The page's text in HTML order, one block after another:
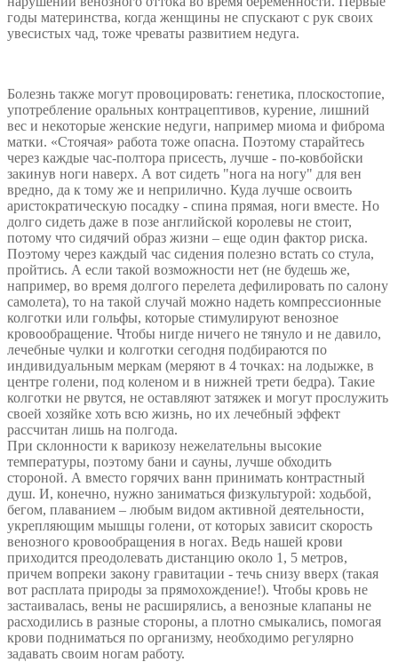
годы материнства, когда женщины не спускают с рук своих
увесистых чад, тоже чреваты развитием недуга.
Болезнь также могут провоцировать: генетика, плоскостопие,
употребление оральных контрацептивов, курение, лишний
вес и некоторые женские недуги, например миома и фиброма
матки. «Стоячая» работа тоже опасна. Поэтому старайтесь
через каждые час-полтора присесть, лучше - по-ковбойски
закинув ноги наверх. А вот сидеть "нога на ногу" для вен
вредно, да к тому же и неприлично. Куда лучше освоить
аристократическую посадку - спина прямая, ноги вместе. Но
долго сидеть даже в позе английской королевы не стоит,
потому что сидячий образ жизни – еще один фактор риска.
Поэтому через каждый час сидения полезно встать со стула,
пройтись. А если такой возможности нет (не будешь же,
например, во время долгого перелета дефилировать по салону
самолета), то на такой случай можно надеть компрессионные
колготки или гольфы, которые стимулируют венозное
кровообращение. Чтобы нигде ничего не тянуло и не давило,
лечебные чулки и колготки сегодня подбираются по
индивидуальным меркам (меряют в 4 точках: на лодыжке, в
центре голени, под коленом и в нижней трети бедра). Такие
колготки не рвутся, не оставляют затяжек и могут прослужить
своей хозяйке хоть всю жизнь, но их лечебный эффект
рассчитан лишь на полгода.
При склонности к варикозу нежелательны высокие
температуры, поэтому бани и сауны, лучше обходить
стороной. А вместо горячих ванн принимать контрастный
душ. И, конечно, нужно заниматься физкультурой: ходьбой,
бегом, плаванием – любым видом активной деятельности,
укрепляющим мышцы голени, от которых зависит скорость
венозного кровообращения в ногах. Ведь нашей крови
приходится преодолевать дистанцию около 1, 5 метров,
причем вопреки закону гравитации - течь снизу вверх (такая
вот расплата природы за прямохождение!). Чтобы кровь не
застаивалась, вены не расширялись, а венозные клапаны не
расходились в разные стороны, а плотно смыкались, помогая
крови подниматься по организму, необходимо регулярно
задавать своим ногам работу.